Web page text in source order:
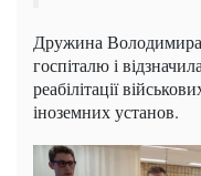
Дружина Володимира
госпіталю і
реабілітації
іноземних установ.